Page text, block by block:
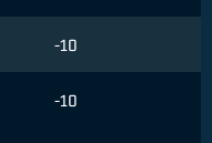
-10
-10